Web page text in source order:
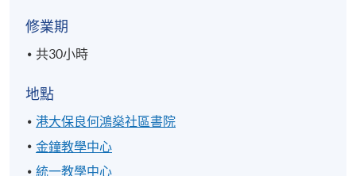
修業期
共30小時
地點
港大保良何鴻燊社區書院
金鐘教學中心
統一教學中心